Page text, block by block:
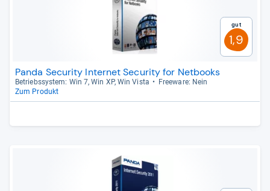
Gut
1,9
Panda Security Internet Security for Netbooks
Betriebs­sys­tem: Win 7, Win XP, Win Vista
Free­ware: Nein
Zum Produkt